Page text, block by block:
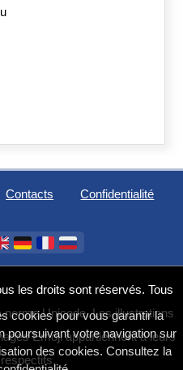
Contacts Confidentialité
les droits sont réservés. Tous
norme Unicode. Les illustrations
Emoji appartiennent à leurs
cookies pour vous garantir la
poursuivant votre navigation sur
des cookies. Consultez la